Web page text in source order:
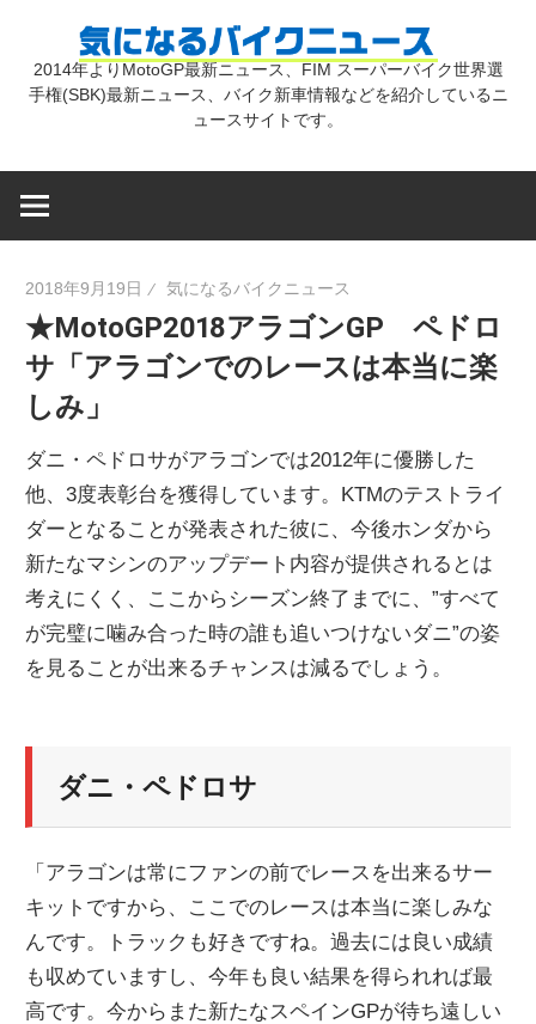
気
バ
ク
ニ
ュ
2014年よりMotoGP最新ニュース、FIM スーパーバイク世界選
手権(SBK)最新ニュース、バイク新車情報などを紹介しているニ
ュースサイトです。
2018年9月19日 気になるバイクニュース
★MotoGP2018アラゴンGP ペドロ
サ「アラゴンでのレースは本当に楽
しみ」
ダニ・ペドロサがアラゴンでは2012年に優勝した
他、3度表彰台を獲得しています。KTMのテストライ
ダーとなることが発表された彼に、今後ホンダから
新たなマシンのアップデート内容が提供されるとは
考えにくく、ここからシーズン終了までに、”すべて
が完璧に噛み合った時の誰も追いつけないダニ”の姿
を見ることが出来るチャンスは減るでしょう。
ダニ・ペドロサ
「アラゴンは常にファンの前でレースを出来るサー
キットですから、ここでのレースは本当に楽しみな
んです。トラックも好きですね。過去には良い成績
も収めていますし、今年も良い結果を得られれば最
高です。今からまた新たなスペインGPが待ち遠しい